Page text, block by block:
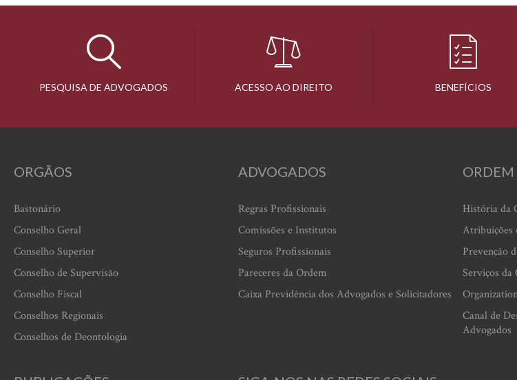
PESQUISA DE ADVOGADOS ACESSO AO DIREITO BENEFÍCIOS
ORGÃOS
Bastonário
Conselho Geral
Conselho Superior
Conselho de Supervisão
Conselho Fiscal
Conselhos Regionais
Conselhos de Deontologia
ADVOGADOS
Regras Profissionais
Comissões e Institutos
Seguros Profissionais
Pareceres da Ordem
Caixa Previdência dos Advogados e Solicitadores
ORDEM
História da
Atribuições
Prevenção
Serviços da
Canal de
Advogados